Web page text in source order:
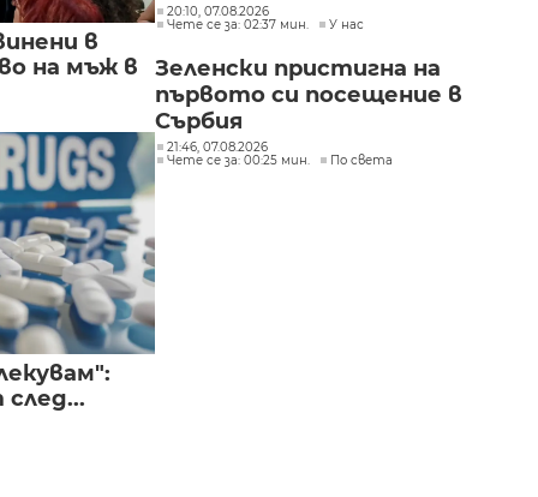
в
на мъж в
20:10, 07.08.2026
Чете се за: 02:37 мин.
У нас
Зеленски пристигна на
първото си посещение в
Сърбия
21:46, 07.08.2026
Чете се за: 00:25 мин.
По света